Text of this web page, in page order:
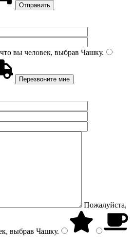
вы человек, выбрав Чашку.
Пожалуйста,
выбрав Чашку.